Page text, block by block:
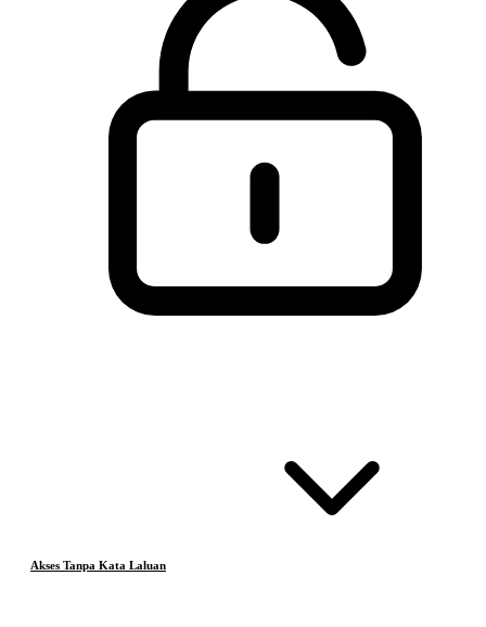
Akses Tanpa Kata Laluan